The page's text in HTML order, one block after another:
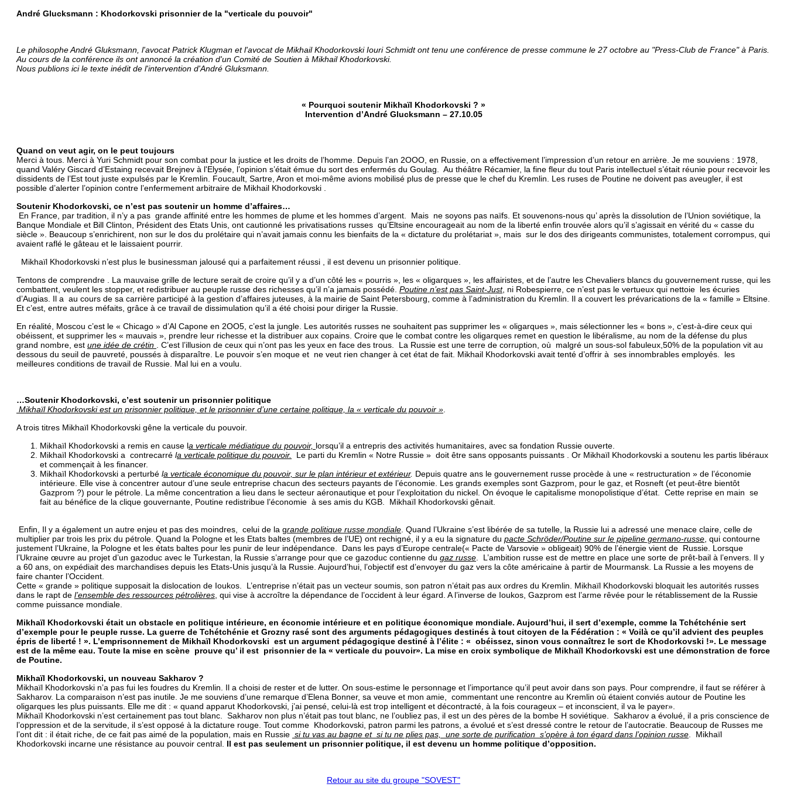
André Glucksmann : Khodorkovski prisonnier de la "verticale du pouvoir"
Le philosophe André Gluksmann, l'avocat Patrick Klugman et l'avocat de Mikhail Khodorkovski Iouri Schmidt ont tenu une conférence de presse commune le 27 octobre au "Press-Club de France" à Paris.
Au cours de la conférence ils ont annoncé la création d'un Comité de Soutien à Mikhail Khodorkovski.
Nous publions ici le texte inédit de l'intervention d'André Gluksmann.
« Pourquoi soutenir Mikhaïl Khodorkovski ? »
Intervention d’André Glucksmann – 27.10.05
Quand on veut agir, on le peut toujours
Merci à tous. Merci à Yuri Schmidt pour son combat pour la justice et les droits de l’homme. Depuis l’an 2OOO, en Russie, on a effectivement l’impression d’un retour en arrière. Je me souviens : 1978,
quand Valéry Giscard d’Estaing recevait Brejnev à l'Elysée, l’opinion s’était émue du sort des enfermés du Goulag. Au théâtre Récamier, la fine fleur du tout Paris intellectuel s’était réunie pour recevoir les
dissidents de l’Est tout juste expulsés par le Kremlin. Foucault, Sartre, Aron et moi-même avions mobilisé plus de presse que le chef du Kremlin. Les ruses de Poutine ne doivent pas aveugler, il est
possible d’alerter l’opinion contre l’enfermement arbitraire de Mikhail Khodorkovski .
Soutenir Khodorkovski, ce n’est pas soutenir un homme d’affaires…
En France, par tradition, il n’y a pas grande affinité entre les hommes de plume et les hommes d’argent. Mais ne soyons pas naïfs. Et souvenons-nous qu’ après la dissolution de l’Union soviétique, la
Banque Mondiale et Bill Clinton, Président des Etats Unis, ont cautionné les privatisations russes qu’Eltsine encourageait au nom de la liberté enfin trouvée alors qu’il s’agissait en vérité du « casse du
siècle ». Beaucoup s’enrichirent, non sur le dos du prolétaire qui n’avait jamais connu les bienfaits de la « dictature du prolétariat », mais sur le dos des dirigeants communistes, totalement corrompus, qui
avaient raflé le gâteau et le laissaient pourrir.
Mikhaïl Khodorkovski n’est plus le businessman jalousé qui a parfaitement réussi , il est devenu un prisonnier politique.
Tentons de comprendre . La mauvaise grille de lecture serait de croire qu’il y a d’un côté les « pourris », les « oligarques », les affairistes, et de l’autre les Chevaliers blancs du gouvernement russe, qui les
combattent, veulent les stopper, et redistribuer au peuple russe des richesses qu’il n’a jamais possédé. Poutine n’est pas Saint-Just, ni Robespierre, ce n’est pas le vertueux qui nettoie les écuries
d’Augias. Il a au cours de sa carrière participé à la gestion d’affaires juteuses, à la mairie de Saint Petersbourg, comme à l’administration du Kremlin. Il a couvert les prévarications de la « famille » Eltsine.
Et c’est, entre autres méfaits, grâce à ce travail de dissimulation qu’il a été choisi pour diriger la Russie.
En réalité, Moscou c’est le « Chicago » d’Al Capone en 2OO5, c’est la jungle. Les autorités russes ne souhaitent pas supprimer les « oligarques », mais sélectionner les « bons », c’est-à-dire ceux qui
obéissent, et supprimer les « mauvais », prendre leur richesse et la distribuer aux copains. Croire que le combat contre les oligarques remet en question le libéralisme, au nom de la défense du plus
grand nombre, est une idée de crétin
. C’est l’illusion de ceux qui n’ont pas les yeux en face des trous. La Russie est une terre de corruption, où malgré un sous-sol fabuleux,50% de la population vit au
dessous du seuil de pauvreté, poussés à disparaître. Le pouvoir s’en moque et ne veut rien changer à cet état de fait. Mikhail Khodorkovski avait tenté d’offrir à ses innombrables employés. les
meilleures conditions de travail de Russie. Mal lui en a voulu.
…Soutenir Khodorkovski, c’est soutenir un prisonnier politique
Mikhaïl Khodorkovski est un prisonnier politique, et le prisonnier d’une certaine politique, la « verticale du pouvoir »
A trois titres Mikhaïl Khodorkovski gêne la verticale du pouvoir.
Mikhaïl Khodorkovski a remis en cause la verticale médiatique du pouvoir, lorsqu’il a entrepris des activités humanitaires, avec sa fondation Russie ouverte.
Mikhaïl Khodorkovski a contrecarré la verticale politique du pouvoir.
Le parti du Kremlin « Notre Russie » doit être sans opposants puissants . Or Mikhaïl Khodorkovski a soutenu les partis libéraux
et commençait à les financer.
Mikhaïl Khodorkovski a perturbé la verticale économique du pouvoir, sur le plan intérieur et extérieur. Depuis quatre ans le gouvernement russe procède à une « restructuration » de l’économie
intérieure. Elle vise à concentrer autour d’une seule entreprise chacun des secteurs payants de l’économie. Les grands exemples sont Gazprom, pour le gaz, et Rosneft (et peut-être bientôt
Gazprom ?) pour le pétrole. La même concentration a lieu dans le secteur aéronautique et pour l’exploitation du nickel. On évoque le capitalisme monopolistique d’état. Cette reprise en main se
fait au bénéfice de la clique gouvernante, Poutine redistribue l’économie à ses amis du KGB. Mikhaïl Khodorkovski gênait.
Enfin, Il y a également un autre enjeu et pas des moindres, celui de la grande politique russe mondiale . Quand l’Ukraine s’est libérée de sa tutelle, la Russie lui a adressé une menace claire, celle de
multiplier par trois les prix du pétrole. Quand la Pologne et les Etats baltes (membres de l’UE) ont rechigné, il y a eu la signature du pacte Schröder/Poutine sur le pipeline germano-russe , qui contourne
justement l’Ukraine, la Pologne et les états baltes pour les punir de leur indépendance. Dans les pays d’Europe centrale(« Pacte de Varsovie » obligeait) 90% de l’énergie vient de Russie. Lorsque
l’Ukraine œuvre au projet d’un gazoduc avec le Turkestan, la Russie s’arrange pour que ce gazoduc contienne du gaz russe . L’ambition russe est de mettre en place une sorte de prêt-bail à l’envers. Il y
a 60 ans, on expédiait des marchandises depuis les Etats-Unis jusqu’à la Russie. Aujourd’hui, l’objectif est d’envoyer du gaz vers la côte américaine à partir de Mourmansk. La Russie a les moyens de
faire chanter l’Occident.
Cette « grande » politique supposait la dislocation de Ioukos. L’entreprise n’était pas un vecteur soumis, son patron n’était pas aux ordres du Kremlin. Mikhaïl Khodorkovski bloquait les autorités russes
dans le rapt de l’ensemble des ressources pétrolières , qui vise à accroître la dépendance de l’occident à leur égard. A l’inverse de Ioukos, Gazprom est l’arme rêvée pour le rétablissement de la Russie
comme puissance mondiale.
Mikhaïl Khodorkovski était un obstacle en politique intérieure, en économie intérieure et en politique économique mondiale. Aujourd’hui, il sert d’exemple, comme la Tchétchénie sert
d’exemple pour le peuple russe. La guerre de Tchétchénie et Grozny rasé sont des arguments pédagogiques destinés à tout citoyen de la Fédération : « Voilà ce qu’il advient des peuples
épris de liberté ! ». L’emprisonnement de Mikhaïl Khodorkovski est un argument pédagogique destiné à l’élite : « obéissez, sinon vous connaîtrez le sort de Khodorkovski !». Le message
est de la même eau. Toute la mise en scène prouve qu’ il est prisonnier de la « verticale du pouvoir». La mise en croix symbolique de Mikhaïl Khodorkovski est une démonstration de force
de Poutine.
Mikhaïl Khodorkovski, un nouveau Sakharov ?
Mikhaïl Khodorkovski n’a pas fui les foudres du Kremlin. Il a choisi de rester et de lutter. On sous-estime le personnage et l’importance qu’il peut avoir dans son pays. Pour comprendre, il faut se référer à
Sakharov. La comparaison n’est pas inutile. Je me souviens d’une remarque d’Elena Bonner, sa veuve et mon amie, commentant une rencontre au Kremlin où étaient conviés autour de Poutine les
oligarques les plus puissants. Elle me dit : « quand apparut Khodorkovski, j’ai pensé, celui-là est trop intelligent et décontracté, à la fois courageux – et inconscient, il va le payer».
Mikhaïl Khodorkovski n’est certainement pas tout blanc. Sakharov non plus n’était pas tout blanc, ne l’oubliez pas, il est un des pères de la bombe H soviétique. Sakharov a évolué, il a pris conscience de
l’oppression et de la servitude, il s’est opposé à la dictature rouge. Tout comme Khodorkovski, patron parmi les patrons, a évolué et s’est dressé contre le retour de l’autocratie. Beaucoup de Russes me
l’ont dit : il était riche, de ce fait pas aimé de la population, mais en Russie si tu vas au bagne et si tu ne plies pas, une sorte de purification s’opère à ton égard dans l’opinion russe . Mikhaïl
Khodorkovski incarne une résistance au pouvoir central. Il est pas seulement un prisonnier politique, il est devenu un homme politique d’opposition.
Retour au site du groupe "SOVEST"